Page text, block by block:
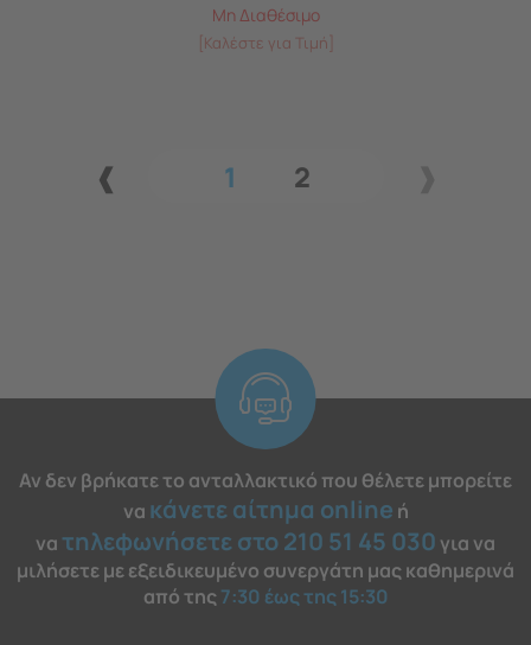
Μη Διαθέσιμο
[Καλέστε για Τιμή]
1 2
Αν δεν βρήκατε το ανταλλακτικό που θέλετε μπορείτε
να κάνετε αίτημα online ή
νατηλεφωνήσετε στο 210 51 45 030 για να
μιλήσετε με εξειδικευμένο συνεργάτη μας καθημερινά
από της7:30 έως της 15:30